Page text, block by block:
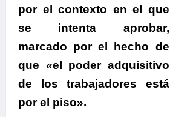
por el contexto en el que
se intenta aprobar,
marcado por el hecho de
que «el poder adquisitivo
de los trabajadores está
por el piso».